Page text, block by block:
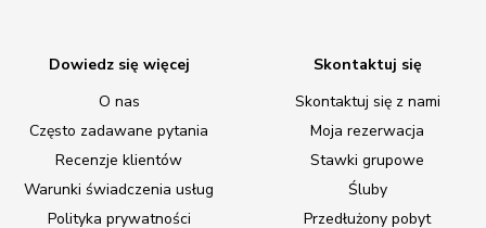
Dowiedz się więcej
O nas
Często zadawane pytania
Recenzje klientów
Warunki świadczenia usług
Polityka prywatności
Skontaktuj się
Skontaktuj się z nami
Moja rezerwacja
Stawki grupowe
Śluby
Przedłużony pobyt